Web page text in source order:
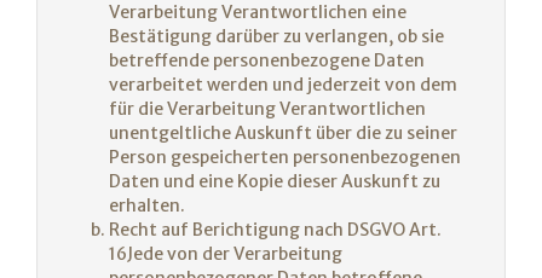
Verarbeitung Verantwortlichen eine
Bestätigung darüber zu verlangen, ob sie
betreffende personenbezogene Daten
verarbeitet werden und jederzeit von dem
für die Verarbeitung Verantwortlichen
unentgeltliche Auskunft über die zu seiner
Person gespeicherten personenbezogenen
Daten und eine Kopie dieser Auskunft zu
erhalten.
Recht auf Berichtigung nach DSGVO Art.
16Jede von der Verarbeitung